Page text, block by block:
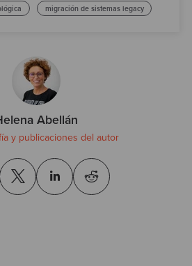
migración de sistemas legacy
Abellán
y publicaciones del autor